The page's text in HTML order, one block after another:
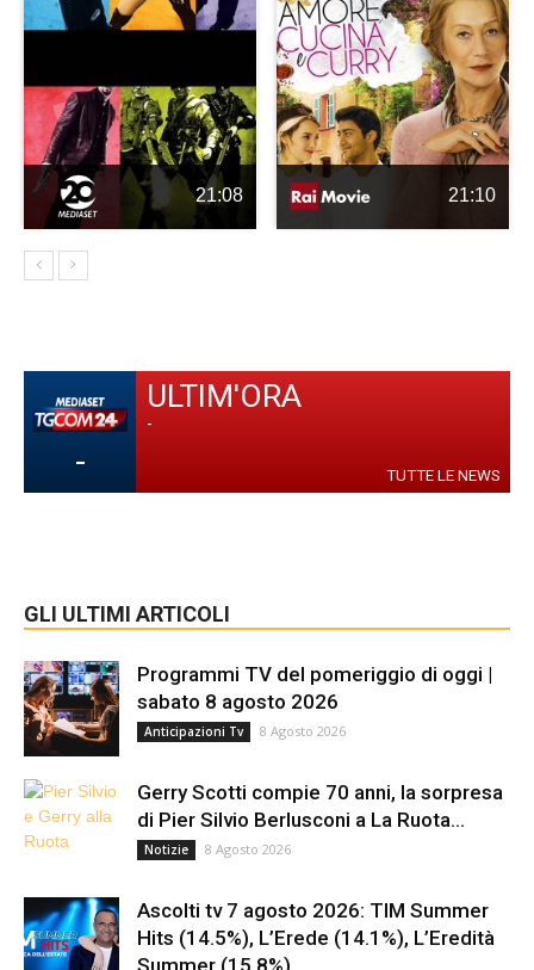
21:08 21:10
-
ULTIM'ORA
-
TUTTE LE NEWS
GLI ULTIMI ARTICOLI
Programmi TV del pomeriggio di oggi |
sabato 8 agosto 2026
Anticipazioni Tv 8 Agosto 2026
Gerry Scotti compie 70 anni, la sorpresa
di Pier Silvio Berlusconi a La Ruota...
Notizie 8 Agosto 2026
Ascolti tv 7 agosto 2026: TIM Summer
Hits (14.5%), L’Erede (14.1%), L’Eredità
Summer (15.8%),...